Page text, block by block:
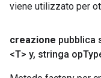
viene utilizzato per
creazione pubblica
<T> y, stringa op